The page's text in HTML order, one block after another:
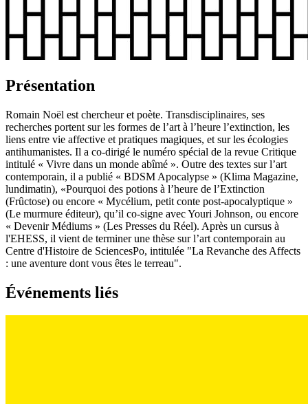
Présentation
Romain Noël est chercheur et poète. Transdisciplinaires, ses
recherches portent sur les formes de l’art à l’heure l’extinction, les
liens entre vie affective et pratiques magiques, et sur les écologies
antihumanistes. Il a co-dirigé le numéro spécial de la revue Critique
intitulé « Vivre dans un monde abîmé ». Outre des textes sur l’art
contemporain, il a publié « BDSM Apocalypse » (Klima Magazine,
lundimatin), «Pourquoi des potions à l’heure de l’Extinction
(Frûctose) ou encore « Mycélium, petit conte post-apocalyptique »
(Le murmure éditeur), qu’il co-signe avec Youri Johnson, ou encore
« Devenir Médiums » (Les Presses du Réel). Après un cursus à
l'EHESS, il vient de terminer une thèse sur l’art contemporain au
Centre d'Histoire de SciencesPo, intitulée "La Revanche des Affects
: une aventure dont vous êtes le terreau".
Événements liés